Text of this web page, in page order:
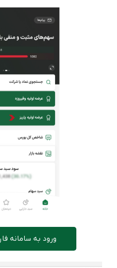
ورود به سامانه